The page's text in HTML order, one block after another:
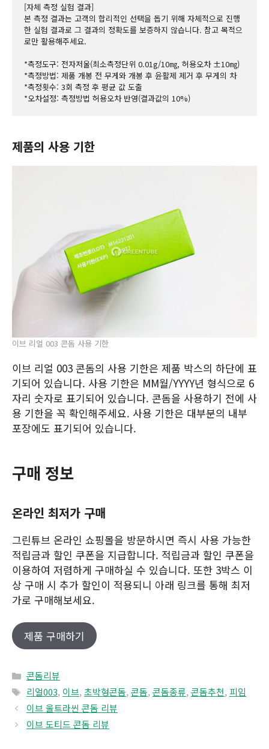
[자체 측정 실험 결과]
본 측정 결과는 고객의 합리적인 선택을 돕기 위해 자체적으로 진행
한 실험 결과로 그 결과의 정확도를 보증하지 않습니다. 참고 목적으
로만 활용해주세요.
*측정도구: 전자저울(최소측정단위 0.01g/10㎎, 허용오차 ±10㎎)
*측정방법: 제품 개봉 전 무게와 개봉 후 윤활제 제거 후 무게의 차
*측정횟수: 3회 측정 후 평균 값 도출
*오차설정: 측정방법 허용오차 반영(결과값의 10%)
제품의 사용 기한
이브 리얼 003 콘돔 사용 기한
이브 리얼 003 콘돔의 사용 기한은 제품 박스의 하단에 표
기되어 있습니다. 사용 기한은 MM월/YYYY년 형식으로 6
자리 숫자로 표기되어 있습니다. 콘돔을 사용하기 전에 사
용 기한을 꼭 확인해주세요. 사용 기한은 대부분의 내부
포장에도 표기되어 있습니다.
구매 정보
온라인 최저가 구매
그린튜브 온라인 쇼핑몰을 방문하시면 즉시 사용 가능한
적립금과 할인 쿠폰을 지급합니다. 적립금과 할인 쿠폰을
이용하여 저렴하게 구매하실 수 있습니다. 또한 3박스 이
상 구매 시 추가 할인이 적용되니 아래 링크를 통해 최저
가로 구매해보세요.
제품 구매하기
Categories
콘돔리뷰
Tags
리얼003, 이브,초박형콘돔,콘돔,콘돔종류,콘돔추천, 피임
이브 울트라씬 콘돔 리뷰
이브 도티드 콘돔 리뷰